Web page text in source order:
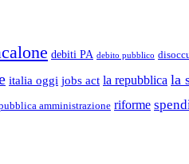
debiti PA debito pubblico
italia oggi jobs act la repubblica la
amministrazione riforme